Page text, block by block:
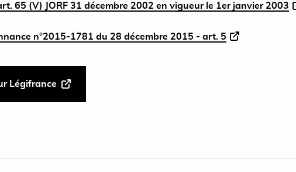
65 (V) JORF 31 décembre 2002 en vigueur le 1er janvier 2003
n°2015-1781 du 28 décembre 2015 - art. 5
Légifrance